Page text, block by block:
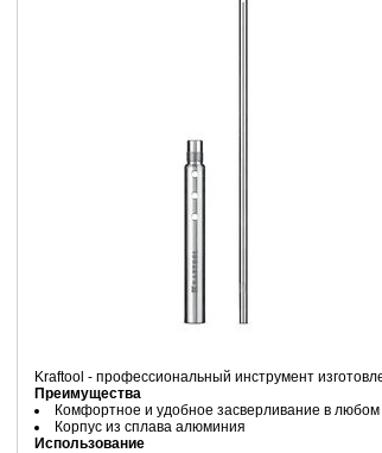
Kraftool - профессиональный инструмент
Преимущества
Комфортное и удобное засверливание в
Корпус из сплава алюминия
Использование